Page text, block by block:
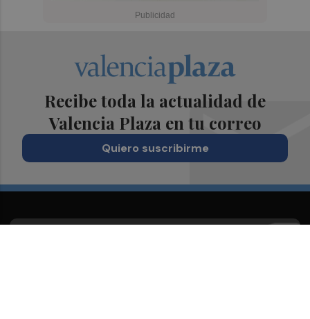
Recibe toda la actualidad de
Valencia Plaza en tu correo
Quiero suscribirme